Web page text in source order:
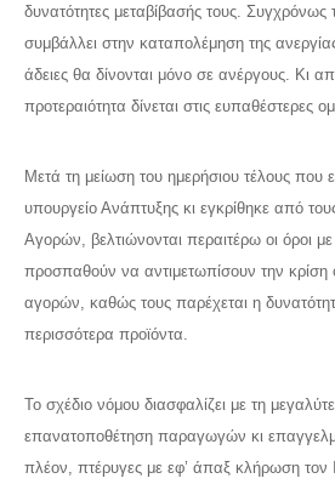
δυνατότητες μεταβίβασής τους. Συγχρόνως
συμβάλλει στην καταπολέμηση της
άδειες θα δίνονται μόνο σε ανέργους. Κι
προτεραιότητα δίνεται στις ευπαθέστερες
Μετά τη μείωση του ημερήσιου τέλους που
υπουργείο Ανάπτυξης κι εγκρίθηκε από
Αγορών, βελτιώνονται περαιτέρω οι όροι
προσπαθούν να αντιμετωπίσουν την κρίση
αγορών, καθώς τους παρέχεται η
περισσότερα προϊόντα.
Το σχέδιο νόμου διασφαλίζει με τη
επανατοποθέτηση παραγωγών κι
πλέον, πτέρυγες με εφ’ άπαξ κλήρωση τον